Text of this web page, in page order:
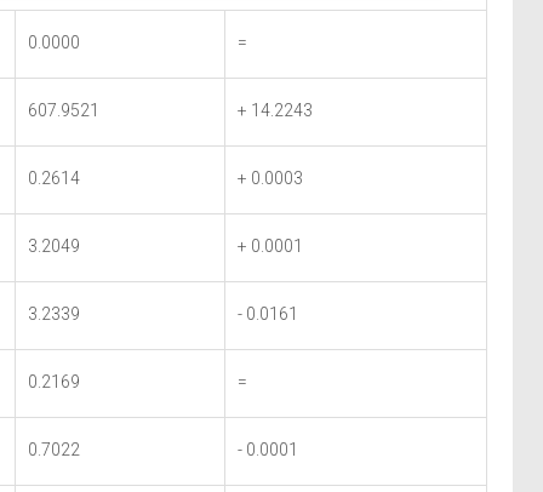
0.0000 =
607.9521 + 14.2243
0.2614 + 0.0003
3.2049 + 0.0001
3.2339 - 0.0161
0.2169 =
0.7022 - 0.0001